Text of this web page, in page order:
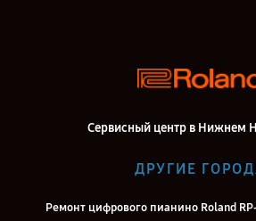
Сервисный центр в Нижнем
ДРУГИЕ
Ремонт цифрового пианино Roland